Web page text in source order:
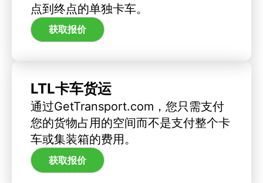
点到终点的单独卡车。
获取报价
LTL卡车货运
通过GetTransport.com，您只需支付
您的货物占用的空间而不是支付整个卡
车或集装箱的费用。
获取报价